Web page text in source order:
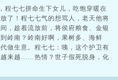
程七七拼命生下女儿，吃饱穿暖在
了！程七七气的想骂人，老天他将
，趁着流放前，将侯府粮食、金银
岭南？岭南好啊，果树多、海鲜
做生意。程七七：咦，这个护卫有
来越……热情？世子假死脱身，化